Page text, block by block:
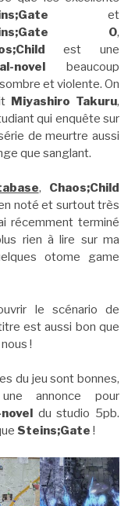
et
0,
est une
novelbeaucoup
et violente. On
Miyashiro Takuru,
qui enquête sur
de meurtre aussi
que sanglant.
, Chaos;Child
noté et surtout très
récemment terminé
rien à lire sur ma
otome game
le scénario de
est aussi bon que
!
du jeu sont bonnes,
annonce pour
du studio 5pb.
Steins;Gate !